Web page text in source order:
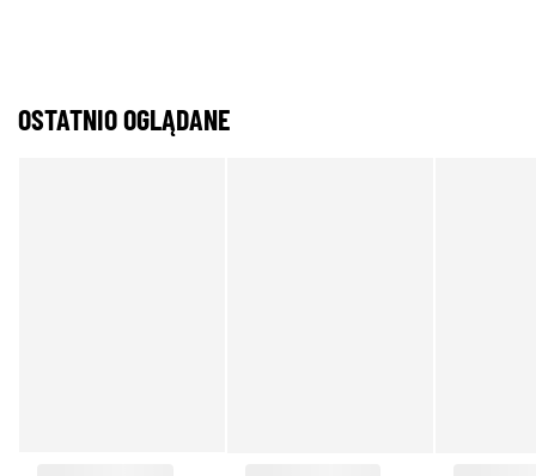
OSTATNIO OGLĄDANE